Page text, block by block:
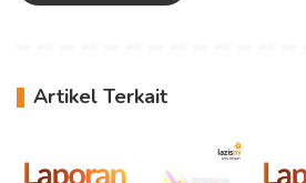
Artikel Terkait